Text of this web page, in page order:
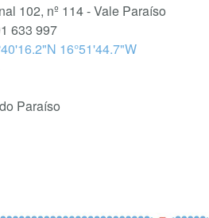
102, nº 114 - Vale Paraíso
633 997
16°51'44.7"W
Paraíso